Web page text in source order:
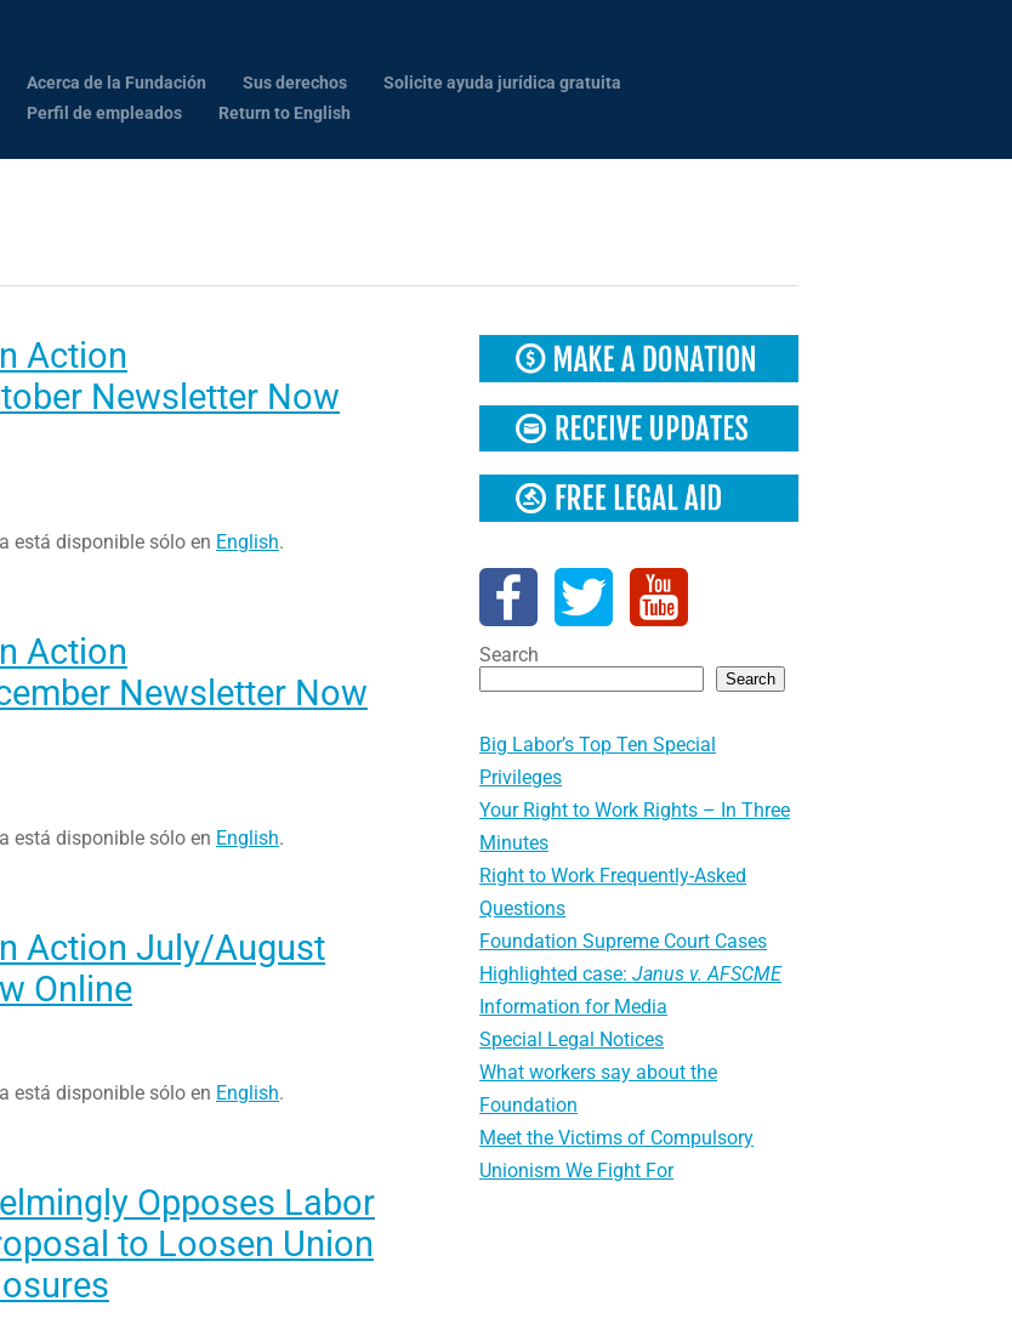
Acerca de la Fundación Sus derechos
Solicite ayuda jurídica gratuita
Perfil de empleados
Return to English
Action
Newsletter Now
está disponible sólo en English.
Action
Newsletter Now
está disponible sólo en English.
Action July/August
Online
está disponible sólo en English.
Opposes Labor
to Loosen Union
Search
Search
Big Labor’s Top Ten Special
Privileges
Your Right to Work Rights – In Three
Minutes
Right to Work Frequently-Asked
Questions
Foundation Supreme Court Cases
Highlighted case:Janus v. AFSCME
Information for Media
Special Legal Notices
What workers say about the
Foundation
Meet the Victims of Compulsory
Unionism We Fight For